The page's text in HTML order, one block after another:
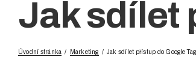
Jak sdílet
Úvodní stránka Marketing Jak sdílet přístup do Google